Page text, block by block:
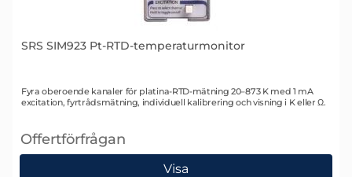
SRS SIM923 Pt-RTD-temperaturmonitor
Art. nr 1339
Fyra oberoende kanaler för platina-RTD-mätning 20–873 K med 1 mA
excitation, fyrtrådsmätning, individuell kalibrering och visning i K eller Ω.
Offertförfrågan
, SRS SIM923 Pt-RTD-temperaturmonitor
Visa